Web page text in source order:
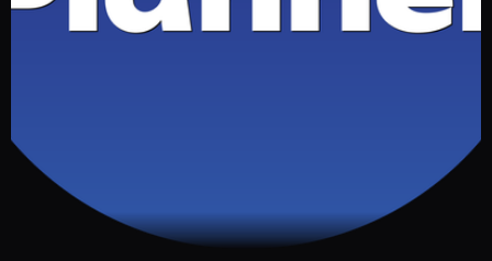
Где снимался Вал Фармер?
Вал Фармер — актёр. Биография и роли на карточке
Где открыть фильмографию Вал Фармер?
На Movie Planner: https://movie-planner.ru/s/